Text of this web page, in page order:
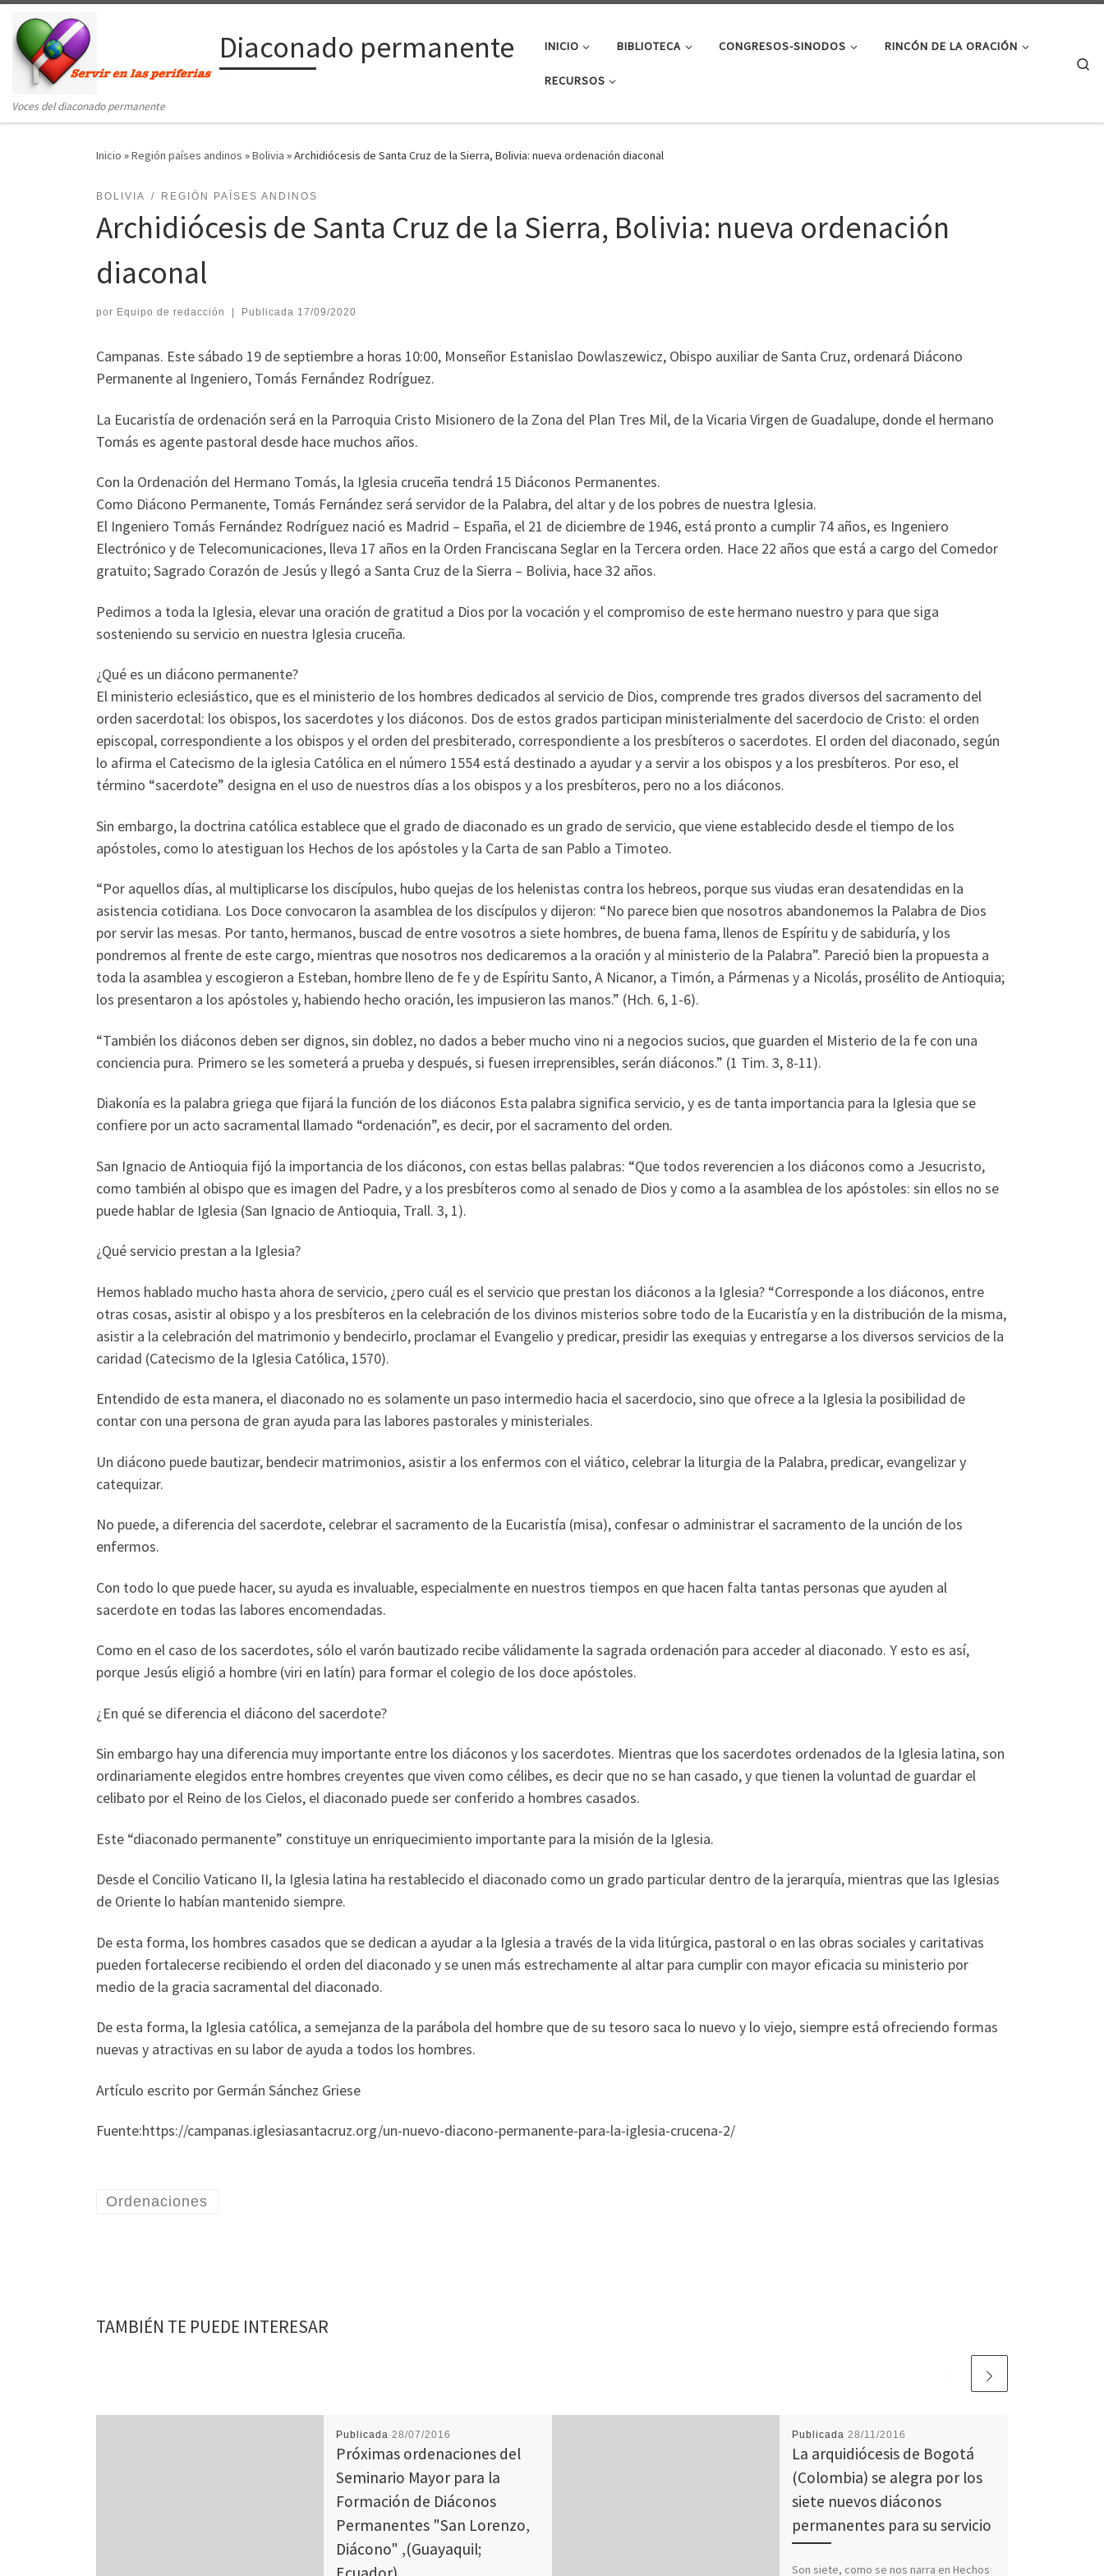
Saltar al contenido
Diaconado permanente
Voces del diaconado permanente
INICIO BIBLIOTECA CONGRESOS-SINODOS RINCÓN DE LA ORACIÓN
RECURSOS
Inicio »Región países andinos »Bolivia »Archidiócesis de Santa Cruz de la Sierra, Bolivia: nueva ordenación diaconal
BOLIVIA REGIÓN PAÍSES ANDINOS
Archidiócesis de Santa Cruz de la Sierra, Bolivia: nueva ordenación
diaconal
por Equipo de redacción Publicada 17/09/2020
Campanas. Este sábado 19 de septiembre a horas 10:00, Monseñor Estanislao Dowlaszewicz, Obispo auxiliar de Santa Cruz, ordenará Diácono
Permanente al Ingeniero, Tomás Fernández Rodríguez.
La Eucaristía de ordenación será en la Parroquia Cristo Misionero de la Zona del Plan Tres Mil, de la Vicaria Virgen de Guadalupe, donde el hermano
Tomás es agente pastoral desde hace muchos años.
Con la Ordenación del Hermano Tomás, la Iglesia cruceña tendrá 15 Diáconos Permanentes.
Como Diácono Permanente, Tomás Fernández será servidor de la Palabra, del altar y de los pobres de nuestra Iglesia.
El Ingeniero Tomás Fernández Rodríguez nació es Madrid – España, el 21 de diciembre de 1946, está pronto a cumplir 74 años, es Ingeniero
Electrónico y de Telecomunicaciones, lleva 17 años en la Orden Franciscana Seglar en la Tercera orden. Hace 22 años que está a cargo del Comedor
gratuito; Sagrado Corazón de Jesús y llegó a Santa Cruz de la Sierra – Bolivia, hace 32 años.
Pedimos a toda la Iglesia, elevar una oración de gratitud a Dios por la vocación y el compromiso de este hermano nuestro y para que siga
sosteniendo su servicio en nuestra Iglesia cruceña.
¿Qué es un diácono permanente?
El ministerio eclesiástico, que es el ministerio de los hombres dedicados al servicio de Dios, comprende tres grados diversos del sacramento del
orden sacerdotal: los obispos, los sacerdotes y los diáconos. Dos de estos grados participan ministerialmente del sacerdocio de Cristo: el orden
episcopal, correspondiente a los obispos y el orden del presbiterado, correspondiente a los presbíteros o sacerdotes. El orden del diaconado, según
lo afirma el Catecismo de la iglesia Católica en el número 1554 está destinado a ayudar y a servir a los obispos y a los presbíteros. Por eso, el
término “sacerdote” designa en el uso de nuestros días a los obispos y a los presbíteros, pero no a los diáconos.
Sin embargo, la doctrina católica establece que el grado de diaconado es un grado de servicio, que viene establecido desde el tiempo de los
apóstoles, como lo atestiguan los Hechos de los apóstoles y la Carta de san Pablo a Timoteo.
“Por aquellos días, al multiplicarse los discípulos, hubo quejas de los helenistas contra los hebreos, porque sus viudas eran desatendidas en la
asistencia cotidiana. Los Doce convocaron la asamblea de los discípulos y dijeron: “No parece bien que nosotros abandonemos la Palabra de Dios
por servir las mesas. Por tanto, hermanos, buscad de entre vosotros a siete hombres, de buena fama, llenos de Espíritu y de sabiduría, y los
pondremos al frente de este cargo, mientras que nosotros nos dedicaremos a la oración y al ministerio de la Palabra”. Pareció bien la propuesta a
toda la asamblea y escogieron a Esteban, hombre lleno de fe y de Espíritu Santo, A Nicanor, a Timón, a Pármenas y a Nicolás, prosélito de Antioquia;
los presentaron a los apóstoles y, habiendo hecho oración, les impusieron las manos.” (Hch. 6, 1-6).
“También los diáconos deben ser dignos, sin doblez, no dados a beber mucho vino ni a negocios sucios, que guarden el Misterio de la fe con una
conciencia pura. Primero se les someterá a prueba y después, si fuesen irreprensibles, serán diáconos.” (1 Tim. 3, 8-11).
Diakonía es la palabra griega que fijará la función de los diáconos Esta palabra significa servicio, y es de tanta importancia para la Iglesia que se
confiere por un acto sacramental llamado “ordenación”, es decir, por el sacramento del orden.
San Ignacio de Antioquia fijó la importancia de los diáconos, con estas bellas palabras: “Que todos reverencien a los diáconos como a Jesucristo,
como también al obispo que es imagen del Padre, y a los presbíteros como al senado de Dios y como a la asamblea de los apóstoles: sin ellos no se
puede hablar de Iglesia (San Ignacio de Antioquia, Trall. 3, 1).
¿Qué servicio prestan a la Iglesia?
Hemos hablado mucho hasta ahora de servicio, ¿pero cuál es el servicio que prestan los diáconos a la Iglesia? “Corresponde a los diáconos, entre
otras cosas, asistir al obispo y a los presbíteros en la celebración de los divinos misterios sobre todo de la Eucaristía y en la distribución de la misma,
asistir a la celebración del matrimonio y bendecirlo, proclamar el Evangelio y predicar, presidir las exequias y entregarse a los diversos servicios de la
caridad (Catecismo de la Iglesia Católica, 1570).
Entendido de esta manera, el diaconado no es solamente un paso intermedio hacia el sacerdocio, sino que ofrece a la Iglesia la posibilidad de
contar con una persona de gran ayuda para las labores pastorales y ministeriales.
Un diácono puede bautizar, bendecir matrimonios, asistir a los enfermos con el viático, celebrar la liturgia de la Palabra, predicar, evangelizar y
catequizar.
No puede, a diferencia del sacerdote, celebrar el sacramento de la Eucaristía (misa), confesar o administrar el sacramento de la unción de los
enfermos.
Con todo lo que puede hacer, su ayuda es invaluable, especialmente en nuestros tiempos en que hacen falta tantas personas que ayuden al
sacerdote en todas las labores encomendadas.
Como en el caso de los sacerdotes, sólo el varón bautizado recibe válidamente la sagrada ordenación para acceder al diaconado. Y esto es así,
porque Jesús eligió a hombre (viri en latín) para formar el colegio de los doce apóstoles.
¿En qué se diferencia el diácono del sacerdote?
Sin embargo hay una diferencia muy importante entre los diáconos y los sacerdotes. Mientras que los sacerdotes ordenados de la Iglesia latina, son
ordinariamente elegidos entre hombres creyentes que viven como célibes, es decir que no se han casado, y que tienen la voluntad de guardar el
celibato por el Reino de los Cielos, el diaconado puede ser conferido a hombres casados.
Este “diaconado permanente” constituye un enriquecimiento importante para la misión de la Iglesia.
Desde el Concilio Vaticano II, la Iglesia latina ha restablecido el diaconado como un grado particular dentro de la jerarquía, mientras que las Iglesias
de Oriente lo habían mantenido siempre.
De esta forma, los hombres casados que se dedican a ayudar a la Iglesia a través de la vida litúrgica, pastoral o en las obras sociales y caritativas
pueden fortalecerse recibiendo el orden del diaconado y se unen más estrechamente al altar para cumplir con mayor eficacia su ministerio por
medio de la gracia sacramental del diaconado.
De esta forma, la Iglesia católica, a semejanza de la parábola del hombre que de su tesoro saca lo nuevo y lo viejo, siempre está ofreciendo formas
nuevas y atractivas en su labor de ayuda a todos los hombres.
Artículo escrito por Germán Sánchez Griese
Fuente:https://campanas.iglesiasantacruz.org/un-nuevo-diacono-permanente-para-la-iglesia-crucena-2/
Ordenaciones
TAMBIÉN TE PUEDE INTERESAR
Publicada 28/07/2016
Próximas ordenaciones del
Seminario Mayor para la
Formación de Diáconos
Permanentes "San Lorenzo,
Diácono" ,(Guayaquil;
Publicada 28/11/2016
La arquidiócesis de Bogotá
(Colombia) se alegra por los
siete nuevos diáconos
permanentes para su servicio
Son siete, como se nos narra en Hechos